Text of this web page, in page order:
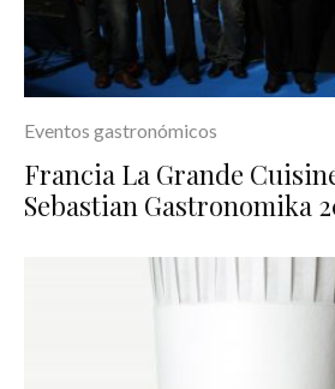
Eventos gastronómicos
Francia La Grande
Sebastian Gastronomika